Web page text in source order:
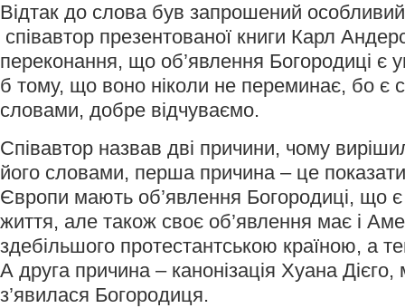
Відтак до слова був запрошений особливий
співавтор презентованої книги Карл
переконання, що об’явлення Богородиці є
б тому, що воно ніколи не переминає, бо є
словами, добре відчуваємо.
Співавтор назвав дві причини, чому
його словами, перша причина – це
Європи мають об’явлення Богородиці, що
життя, але також своє об’явлення має і
здебільшого протестантською країною, а
А друга причина – канонізація Хуана
з’явилася Богородиця.